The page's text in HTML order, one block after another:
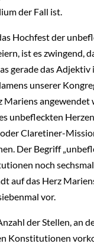
der Fall ist.
Hochfest der
ist es zwingend,
gerade das Adjektiv
unserer
Mariens angewendet
unbefleckten
Claretiner-
Der Begriff
noch
auf das Herz
vor.
der Stellen, an
Konstitutionen